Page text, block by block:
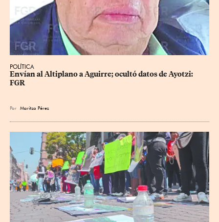
POLÍTICA
Envían al Altiplano a Aguirre; ocultó datos de Ayotzi:
FGR
Por Maritza Pérez